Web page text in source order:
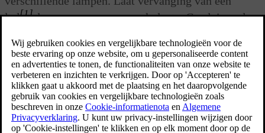
Bijgewerkt 16/03/2023
led[1]-lamp over aan een werkplaats. Geadviseerd
Koplampen